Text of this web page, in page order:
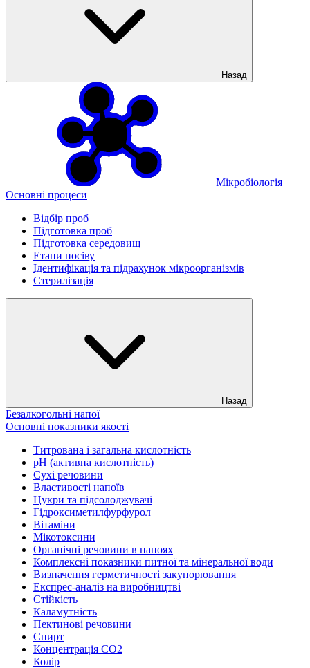
Назад
Мікробіологія
Основні процеси
Відбір проб
Підготовка проб
Підготовка середовищ
Етапи посіву
Ідентифікація та підрахунок мікроорганізмів
Стерилізація
Назад
Безалкогольні напої
Основні показники якості
Титрована і загальна кислотність
рН (активна кислотність)
Сухі речовини
Властивості напоїв
Цукри та підсолоджувачі
Гідроксиметилфурфурол
Вітаміни
Мікотоксини
Органічні речовини в напоях
Комплексні показники питної та мінеральної води
Визначення герметичності закупорювання
Експрес-аналіз на виробництві
Стійкість
Каламутність
Пектинові речовини
Спирт
Концентрація СО2
Колір